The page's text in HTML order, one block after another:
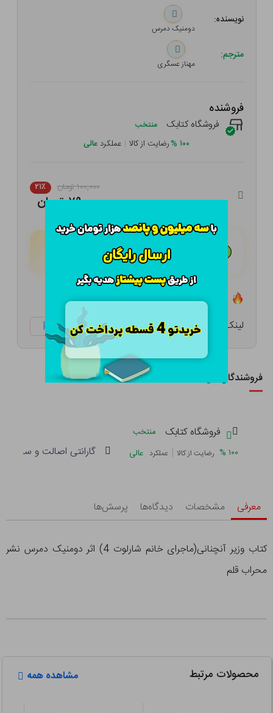
نویسنده:
دومنیک دمرس
مترجم:
مهناز عسگری
فروشنده
فروشگاه کتابک منتخب
۱۰۰ %رضایت از کالا | عملکرد عالی
۱۰۰,۰۰۰ تومان ۲۱٪
۷۹,۰۰۰ تومان
هـر قسط با تــرب‌پــی:
لینک کوتاه: ketabtala.com/sbp-7392
فروشندگان این کالا
فروشگاه کتابک
منتخب
۱۰۰ % رضایت از کالا | عملکرد عالی گارانتی اصالت و سلامت
معرفی مشخصات دیدگاه‌ها پرسش‌ها
کتاب وزیر آنچنانی(ماجرای خانم شارلوت 4) اثر دومنیک دمرس نشر
محراب قلم
محصولات مرتبط مشاهده همه